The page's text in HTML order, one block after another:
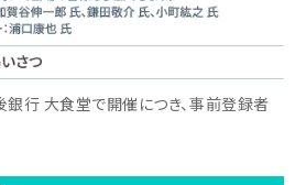
銀行 大食堂で開催につき、事前登録者